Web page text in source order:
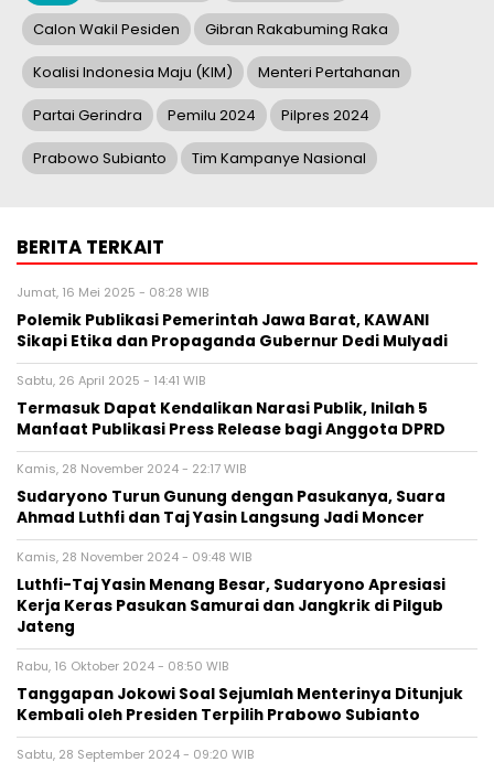
Calon Wakil Pesiden Gibran Rakabuming Raka
Koalisi Indonesia Maju (KIM) Menteri Pertahanan
Partai Gerindra Pemilu 2024 Pilpres 2024
Prabowo Subianto Tim Kampanye Nasional
BERITA TERKAIT
Jumat, 16 Mei 2025 - 08:28 WIB
Polemik Publikasi Pemerintah Jawa Barat, KAWANI
Sikapi Etika dan Propaganda Gubernur Dedi Mulyadi
Sabtu, 26 April 2025 - 14:41 WIB
Termasuk Dapat Kendalikan Narasi Publik, Inilah 5
Manfaat Publikasi Press Release bagi Anggota DPRD
Kamis, 28 November 2024 - 22:17 WIB
Sudaryono Turun Gunung dengan Pasukanya, Suara
Ahmad Luthfi dan Taj Yasin Langsung Jadi Moncer
Kamis, 28 November 2024 - 09:48 WIB
Luthfi-Taj Yasin Menang Besar, Sudaryono Apresiasi
Kerja Keras Pasukan Samurai dan Jangkrik di Pilgub
Jateng
Rabu, 16 Oktober 2024 - 08:50 WIB
Tanggapan Jokowi Soal Sejumlah Menterinya Ditunjuk
Kembali oleh Presiden Terpilih Prabowo Subianto
Sabtu, 28 September 2024 - 09:20 WIB